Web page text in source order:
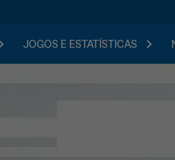
JOGOS E ESTATÍSTICAS